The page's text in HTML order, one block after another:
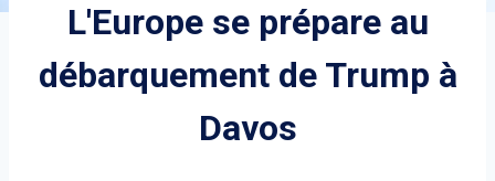
L'Europe se prépare au
débarquement de Trump à
Davos